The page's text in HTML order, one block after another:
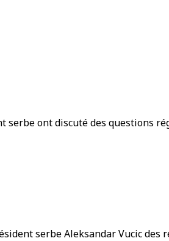
ont discuté des questions
serbe Aleksandar Vucic